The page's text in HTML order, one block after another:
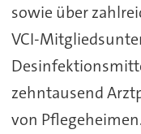
sowie über
VCI-
zehntausend
von